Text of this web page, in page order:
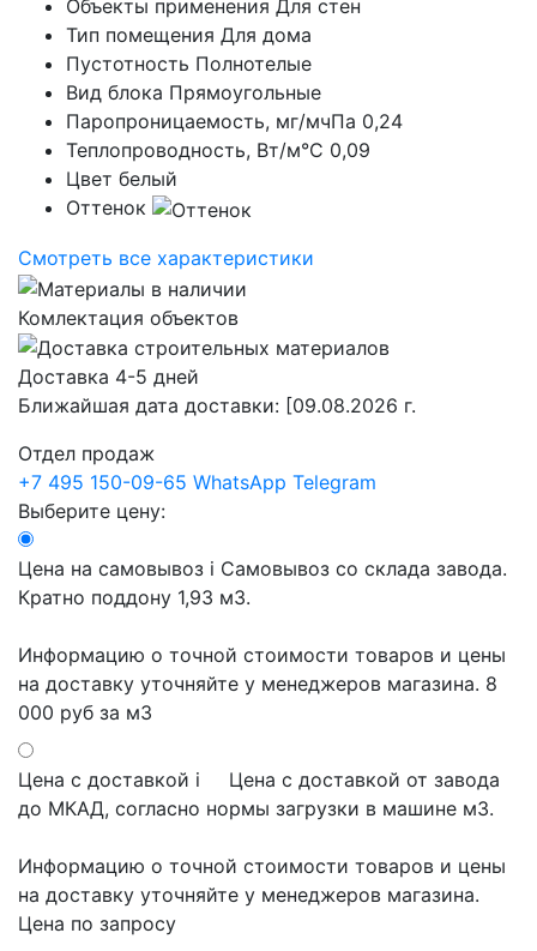
Объекты применения Для стен
Тип помещения Для дома
Пустотность Полнотелые
Вид блока Прямоугольные
Паропроницаемость, мг/мчПа 0,24
Теплопроводность, Вт/м°С 0,09
Цвет белый
Оттенок
Смотреть все характеристики
Комлектация объектов
Доставка 4-5 дней
Ближайшая дата доставки: [09.08.2026 г.
Отдел продаж
+7 495 150-09-65 WhatsApp Telegram
Выберите цену:
Цена на самовывоз i Самовывоз со склада завода.
Кратно поддону 1,93 м3.
Информацию о точной стоимости товаров и цены
на доставку уточняйте у менеджеров магазина. 8
000 руб за м3
Цена с доставкой i
Цена с доставкой от завода
до МКАД, согласно нормы загрузки в машине м3.
Информацию о точной стоимости товаров и цены
на доставку уточняйте у менеджеров магазина.
Цена по запросу